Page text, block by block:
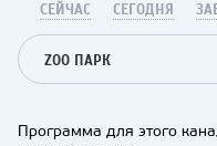
СЕЙЧАС СЕГОДНЯ
ZOO ПАРК
Программа для этого